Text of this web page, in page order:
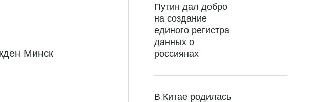
Минск
Путин дал добро
на создание
единого регистра
данных о
россиянах
В Китае родилась